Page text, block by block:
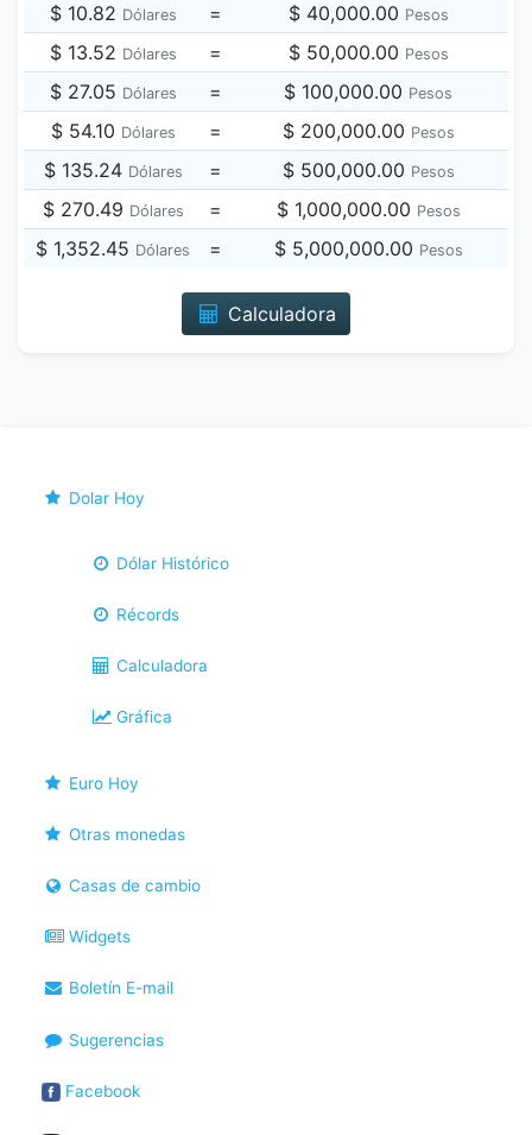
$ 10.82 Dólares = $ 40,000.00 Pesos
$ 13.52 Dólares = $ 50,000.00 Pesos
$ 27.05 Dólares = $ 100,000.00 Pesos
$ 54.10 Dólares = $ 200,000.00 Pesos
$ 135.24 Dólares = $ 500,000.00 Pesos
$ 270.49 Dólares = $ 1,000,000.00 Pesos
$ 1,352.45 Dólares = $ 5,000,000.00 Pesos
Calculadora
Dolar Hoy
Dólar Histórico
Récords
Calculadora
Gráfica
Euro Hoy
Otras monedas
Casas de cambio
Widgets
Boletín E-mail
Sugerencias
Facebook